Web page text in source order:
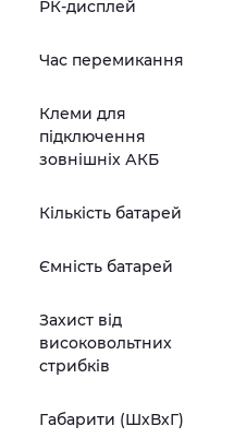
РК-дисплей
Час перемикання
Клеми для
підключення
зовнішніх АКБ
Кількість батарей
Ємність батарей
Захист від
високовольтних
стрибків
Габарити (ШхВхГ)